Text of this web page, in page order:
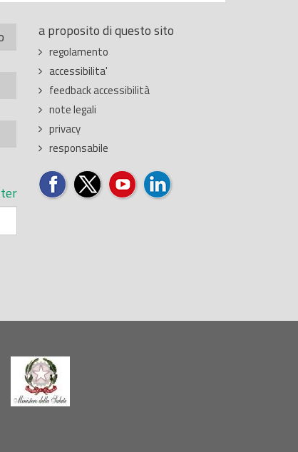
a proposito di questo sito
regolamento
accessibilita'
feedback accessibilità
note legali
privacy
responsabile